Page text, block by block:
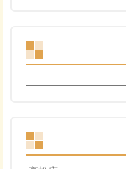
検
索: